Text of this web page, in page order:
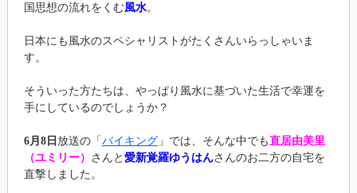
国思想の流れをくむ風水。
日本にも風水のスペシャリストがたくさんいらっしゃいま
す。
そういった方たちは、やっぱり風水に基づいた生活で幸運を
手にしているのでしょうか？
6月8日 放送の「バイキング」では、そんな中でも直居由美里
（ユミリー） さんと 愛新覚羅ゆうはんさんのお二方の自宅を
直撃しました。